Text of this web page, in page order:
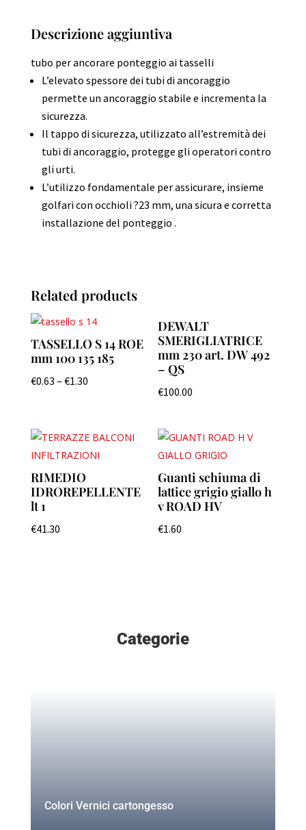
mm
ponteggi
di
facciata
quantity
Descrizione aggiuntiva
tubo per ancorare ponteggio ai tasselli
L’elevato spessore dei tubi di ancoraggio
permette un ancoraggio stabile e incrementa la
sicurezza.
Il tappo di sicurezza, utilizzato all’estremità dei
tubi di ancoraggio, protegge gli operatori contro
gli urti.
L’utilizzo fondamentale per assicurare, insieme
golfari con occhioli ?23 mm, una sicura e corretta
installazione del ponteggio .
Related products
TASSELLO S 14 ROE
mm 100 135 185
€0.63 – €1.30
DEWALT
SMERIGLIATRICE
mm 230 art. DW 492
– QS
€100.00
RIMEDIO
IDROREPELLENTE
lt 1
€41.30
Guanti schiuma di
lattice grigio giallo h
v ROAD HV
€1.60
Categorie
Colori Vernici cartongesso